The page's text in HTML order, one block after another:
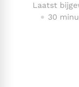
Laatst
30